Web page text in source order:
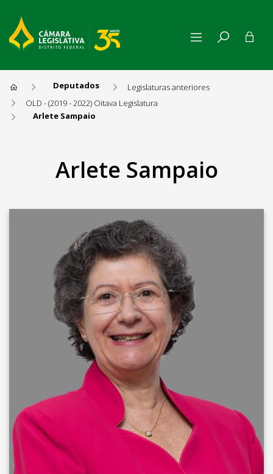
Deputados
Legislaturas anteriores
OLD - (2019 - 2022) Oitava Legislatura
Arlete Sampaio
Arlete Sampaio